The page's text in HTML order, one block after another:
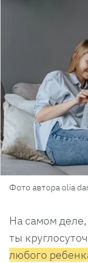
Фото автора olia
На самом
ты
любого